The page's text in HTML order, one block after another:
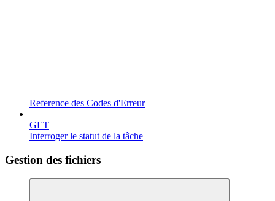
Reference des Codes d'Erreur
GET
Interroger le statut de la tâche
Gestion des fichiers